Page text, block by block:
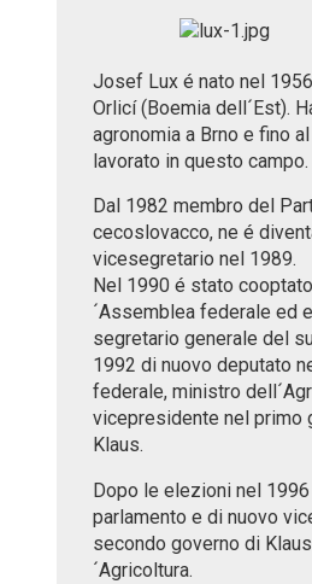
Josef Lux é nato nel
Orlicí (Boemia dell´Est).
agronomia a Brno e fino
lavorato in questo campo.
Dal 1982 membro del
cecoslovacco, ne é
vicesegretario nel 1989.
Nel 1990 é stato cooptato
´Assemblea federale ed
segretario generale del
1992 di nuovo deputato
federale, ministro
vicepresidente nel primo
Klaus.
Dopo le elezioni nel
parlamento e di nuovo
secondo governo di
´Agricoltura.